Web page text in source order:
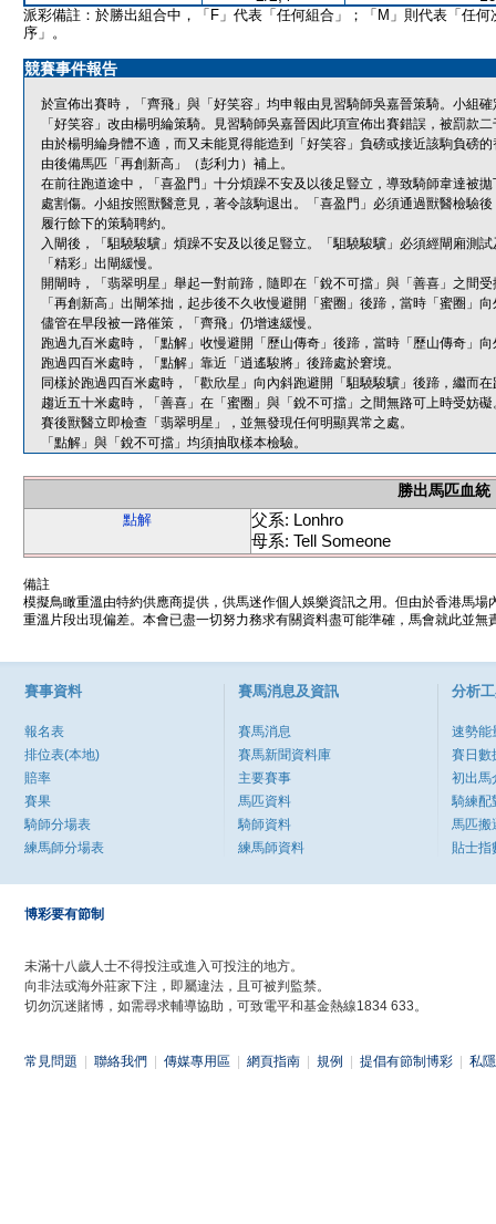
派彩備註：於勝出組合中，「F」代表「任何組合」；「M」則代表「任何
序」。
競賽事件報告
於宣佈出賽時，「齊飛」與「好笑容」均申報由見習騎師吳嘉晉策騎。小組
「好笑容」改由楊明綸策騎。見習騎師吳嘉晉因此項宣佈出賽錯誤，被罰款
由於楊明綸身體不適，而又未能覓得能造到「好笑容」負磅或接近該駒負磅
由後備馬匹「再創新高」（彭利力）補上。
在前往跑道途中，「喜盈門」十分煩躁不安及以後足豎立，導致騎師韋達被
處割傷。小組按照獸醫意見，著令該駒退出。「喜盈門」必須通過獸醫檢驗
履行餘下的策騎聘約。
入閘後，「駔驍駿驥」煩躁不安及以後足豎立。「駔驍駿驥」必須經閘廂測
「精彩」出閘緩慢。
開閘時，「翡翠明星」舉起一對前蹄，隨即在「銳不可擋」與「善喜」之間
「再創新高」出閘笨拙，起步後不久收慢避開「蜜圈」後蹄，當時「蜜圈」
儘管在早段被一路催策，「齊飛」仍增速緩慢。
跑過九百米處時，「點解」收慢避開「歷山傳奇」後蹄，當時「歷山傳奇」
跑過四百米處時，「點解」靠近「逍遙駿將」後蹄處於窘境。
同樣於跑過四百米處時，「歡欣星」向內斜跑避開「駔驍駿驥」後蹄，繼而
趨近五十米處時，「善喜」在「蜜圈」與「銳不可擋」之間無路可上時受妨礙
賽後獸醫立即檢查「翡翠明星」，並無發現任何明顯異常之處。
「點解」與「銳不可擋」均須抽取樣本檢驗。
勝出馬匹血統
點解
父系: Lonhro
母系: Tell Someone
備註
模擬鳥瞰重溫由特約供應商提供，供馬迷作個人娛樂資訊之用。但由於香港馬
重溫片段出現偏差。本會已盡一切努力務求有關資料盡可能準確，馬會就此並
賽事資料
報名表
排位表(本地)
賠率
賽果
騎師分場表
練馬師分場表
賽馬消息及資訊
賽馬消息
賽馬新聞資料庫
主要賽事
馬匹資料
騎師資料
練馬師資料
分析
速勢能
賽日數
初出馬
騎練配
馬匹搬
貼士指
博彩要有節制
未滿十八歲人士不得投注或進入可投注的地方。
向非法或海外莊家下注，即屬違法，且可被判監禁。
切勿沉迷賭博，如需尋求輔導協助，可致電平和基金熱線1834 633。
常見問題 聯絡我們 傳媒專用區 網頁指南 規例 提倡有節制博彩 私